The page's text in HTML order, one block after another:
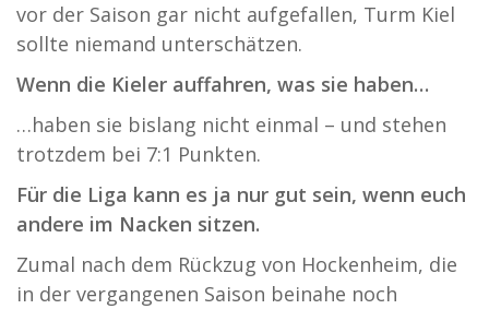
vor der Saison gar nicht aufgefallen, Turm Kiel
sollte niemand unterschätzen.
Wenn die Kieler auffahren, was sie haben…
…haben sie bislang nicht einmal – und stehen
trotzdem bei 7:1 Punkten.
Für die Liga kann es ja nur gut sein, wenn euch
andere im Nacken sitzen.
Zumal nach dem Rückzug von Hockenheim, die
in der vergangenen Saison beinahe noch